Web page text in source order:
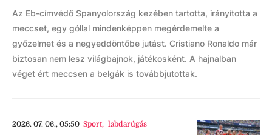
Az Eb-címvédő Spanyolország kezében tartotta, irányította a
meccset, egy góllal mindenképpen megérdemelte a
győzelmet és a negyeddöntőbe jutást. Cristiano Ronaldo már
biztosan nem lesz világbajnok, játékosként. A hajnalban
véget ért meccsen a belgák is továbbjutottak.
2026. 07. 06., 05:50 Sport, labdarúgás